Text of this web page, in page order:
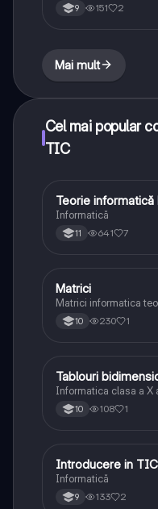
9 151 2
Mai mult
Cel mai popular
TIC
Informatică și TIC
Teorie informatică
Informatică
11 641 7
Informatică și TIC
Matrici
Matrici informatica
10 230 1
Informatică și TIC
Tablouri
Informatica clasa a X
10 108 1
Informatică și TIC
Introducere in TIC
Informatică
9 133 2